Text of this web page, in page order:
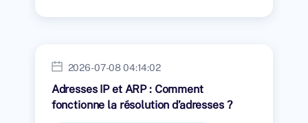
2026-07-08 04:14:02
Adresses IP et ARP : Comment
fonctionne la résolution d’adresses ?